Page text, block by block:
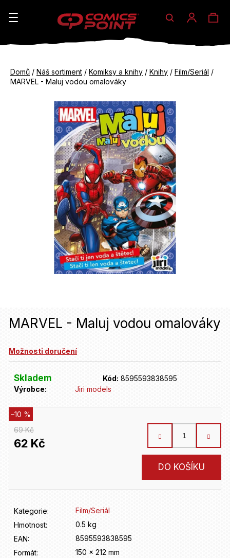
Hledat
Domů / Náš sortiment / Komiksy a knihy / Knihy / Film/Seriál /
MARVEL - Maluj vodou omalováky
MARVEL - Maluj vodou omalováky
Možnosti doručení
Skladem Kód: 8595593838595
Výrobce:
Jiri models
69 Kč
–10 %
62 Kč
DO KOŠÍKU
Kategorie:
Film/Seriál
Hmotnost:
0.5 kg
EAN:
8595593838595
Formát:
150 x 212 mm
K
do
do
n
j
?
HLEDAT
r
u
č
u